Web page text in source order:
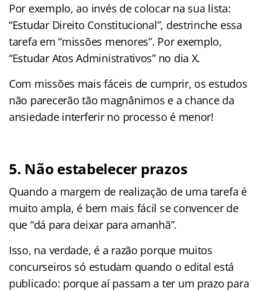
Por exemplo, ao invés de colocar na sua lista:
“Estudar Direito Constitucional”, destrinche essa
tarefa em “missões menores”. Por exemplo,
“Estudar Atos Administrativos” no dia X.
Com missões mais fáceis de cumprir, os estudos
não parecerão tão magnânimos e a chance da
ansiedade interferir no processo é menor!
5. Não estabelecer prazos
Quando a margem de realização de uma tarefa é
muito ampla, é bem mais fácil se convencer de
que “dá para deixar para amanhã”.
Isso, na verdade, é a razão porque muitos
concurseiros só estudam quando o edital está
publicado: porque aí passam a ter um prazo para